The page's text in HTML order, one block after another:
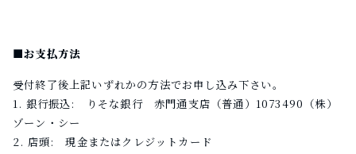
■お支払方法
受付終了後上記いずれかの方法でお申し込み下さい。
1. 銀行振込: りそな銀行 赤門通支店（普通）1073490（株）
ゾーン・シー
2. 店頭: 現金またはクレジットカード